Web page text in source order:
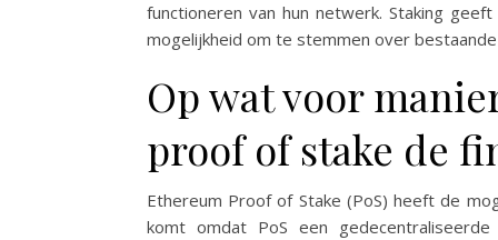
functioneren van hun netwerk. Staking
mogelijkheid om te stemmen over
Op wat voor
proof of stake de
Ethereum Proof of Stake (PoS) heeft de
komt omdat PoS een gedecentraliseerde